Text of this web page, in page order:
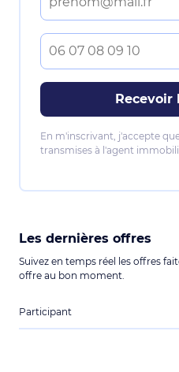
Recevoir
En m'inscrivant, j'accepte
transmises à l'agent
Les dernières offres
Suivez en temps réel les offres
offre au bon moment.
Participant